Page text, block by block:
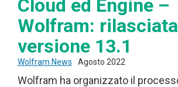
Cloud ed Engine –
Wolfram:
versione 13.1
Wolfram News Agosto 2022
Wolfram ha organizzato il